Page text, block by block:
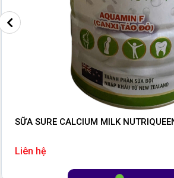
SỮA SURE CALCIUM MILK
Liên hệ